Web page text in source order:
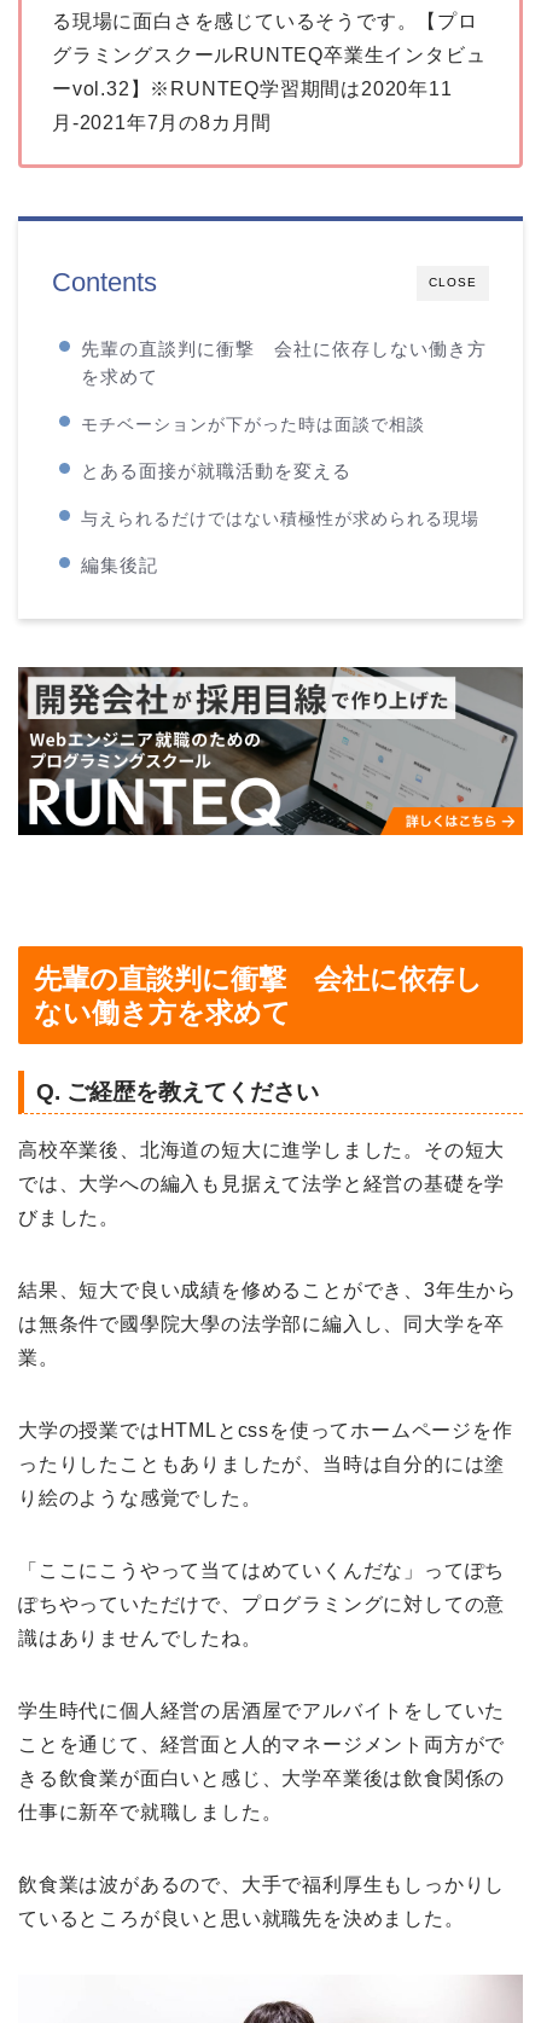
る現場に面白さを感じているそうです。【プロ
グラミングスクールRUNTEQ卒業生インタビュ
ーvol.32】※RUNTEQ学習期間は2020年11
月-2021年7月の8カ月間
CLOSE
Contents
先輩の直談判に衝撃 会社に依存しない働き方
を求めて
モチベーションが下がった時は面談で相談
とある面接が就職活動を変える
与えられるだけではない積極性が求められる現場
編集後記
先輩の直談判に衝撃 会社に依存し
ない働き方を求めて
Q. ご経歴を教えてください
高校卒業後、北海道の短大に進学しました。 その短大
では、大学への編入も見据えて法学と経営の基礎を学
びました。
結果、短大で良い成績を修めることができ、3年生から
は無条件で國學院大學の法学部に編入し、同大学を卒
業。
大学の授業ではHTMLとcssを使ってホームページを作
ったりしたこともありましたが、当時は自分的には塗
り絵のような感覚でした。
「ここにこうやって当てはめていくんだな」ってぽち
ぽちやっていただけで、プログラミングに対しての意
識はありませんでしたね。
学生時代に個人経営の居酒屋でアルバイトをしていた
ことを通じて
、経営面と人的マネージメント両方がで
きる飲食業が面白いと感じ、大学卒業後は飲食関係の
仕事に新卒で就職しました。
飲食業は波があるので、大手で福利厚生もしっかりし
ているところが良いと思い就職先を決めました。